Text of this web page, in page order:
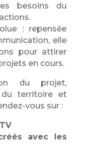
besoins du
: repensée
elle
pour attirer
en cours.
du projet,
du territoire et
vous sur :
avec les